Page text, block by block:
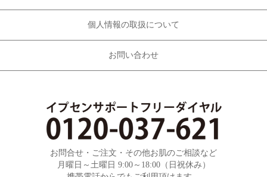
個人情報の取扱について
お問い合わせ
お問合せ・ご注文・その他お肌のご相談など
月曜日～土曜日 9:00～18:00（日祝休み）